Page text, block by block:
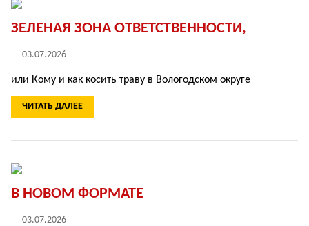
ЗЕЛЕНАЯ ЗОНА ОТВЕТСТВЕННОСТИ,
03.07.2026
или Кому и как косить траву в Вологодском округе
ЧИТАТЬ ДАЛЕЕ
В НОВОМ ФОРМАТЕ
03.07.2026